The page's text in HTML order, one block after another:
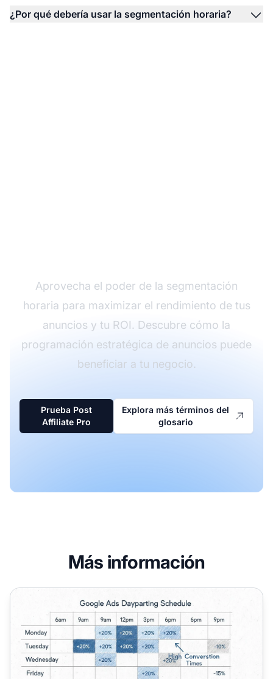
¿Por qué debería usar la segmentación horaria?
Aprovecha el poder de la segmentación
horaria para maximizar el rendimiento de tus
anuncios y tu ROI. Descubre cómo la
programación estratégica de anuncios puede
beneficiar a tu negocio.
Prueba Post
Affiliate Pro
Explora más términos del
glosario
Más información
Cómo configurar la segmentación horaria (dayparting)